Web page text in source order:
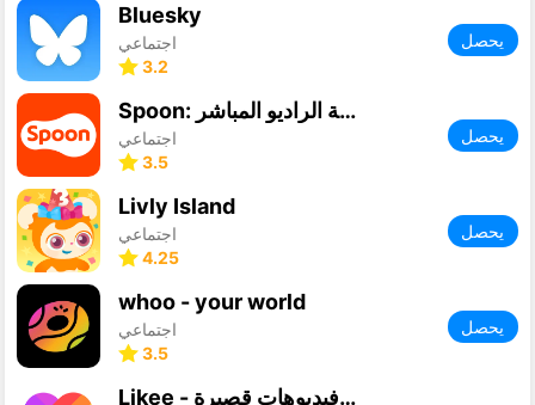
Bluesky
اجتماعي
3.2
يحصل
Spoon: منصة الراديو المباشر
اجتماعي
3.5
يحصل
Livly Island
اجتماعي
4.25
يحصل
whoo - your world
اجتماعي
3.5
يحصل
Likee - مجتمع فيديوهات قصيرة